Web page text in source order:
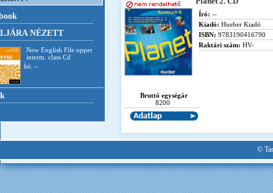
NÉZETT
New English File upper
interm. class Cd
Író: --
Író: --
Kiadó: Hueber Kiadó
ISBN: 9783190416790
Raktári szám: HV-
Bruttó egységár
8200
©